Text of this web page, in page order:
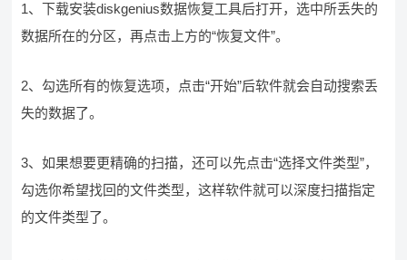
1、下载安装diskgenius数据恢复工具后打开，选中所丢失的
数据所在的分区，再点击上方的“恢复文件”。
2、勾选所有的恢复选项，点击“开始”后软件就会自动搜索丢
失的数据了。
3、如果想要更精确的扫描，还可以先点击“选择文件类型”，
勾选你希望找回的文件类型，这样软件就可以深度扫描指定
的文件类型了。